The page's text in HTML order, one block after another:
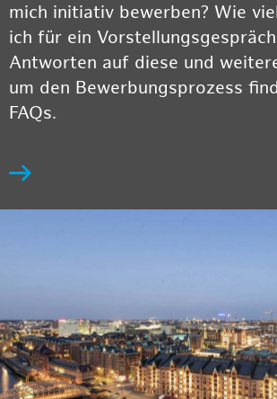
mich initiativ bewerben? Wie
ich für ein
Antworten auf diese und
um den Bewerbungsprozess
FAQs.